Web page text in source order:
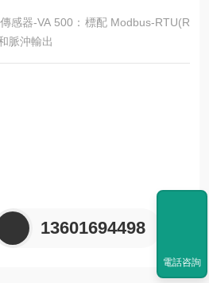
感器-VA 500：標配 Modbus-RTU(R
脈沖輸出
13601694498
電話咨詢